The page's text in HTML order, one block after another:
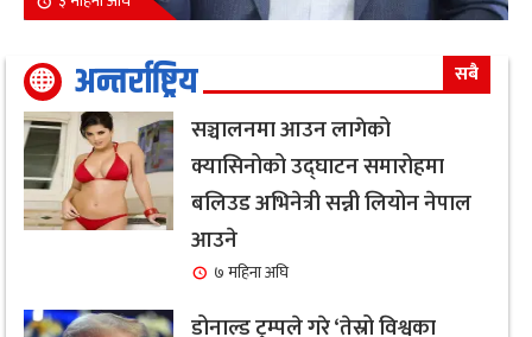
अन्तर्राष्ट्रिय सबै
सञ्चालनमा आउन लागेको
क्यासिनोको उद्घाटन समारोहमा
बलिउड अभिनेत्री सन्नी लियोन नेपाल
आउने
७ महिना अघि
डोनाल्ड ट्रम्पले गरे ‘तेस्रो विश्वका